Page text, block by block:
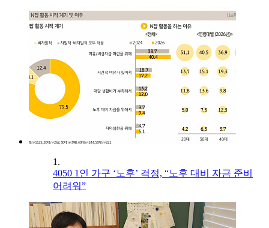
1.
4050 1인 가구 ‘노후’ 걱정, “노후 대비 자금 준비
어려워”